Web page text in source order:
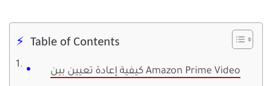
Table of Contents
كيفية إعادة تعيين بين Amazon Prime Video